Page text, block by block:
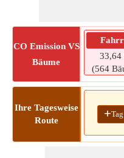
CO Emission VS
Bäume
33,64
(564
Ihre Tagesweise
Route
+